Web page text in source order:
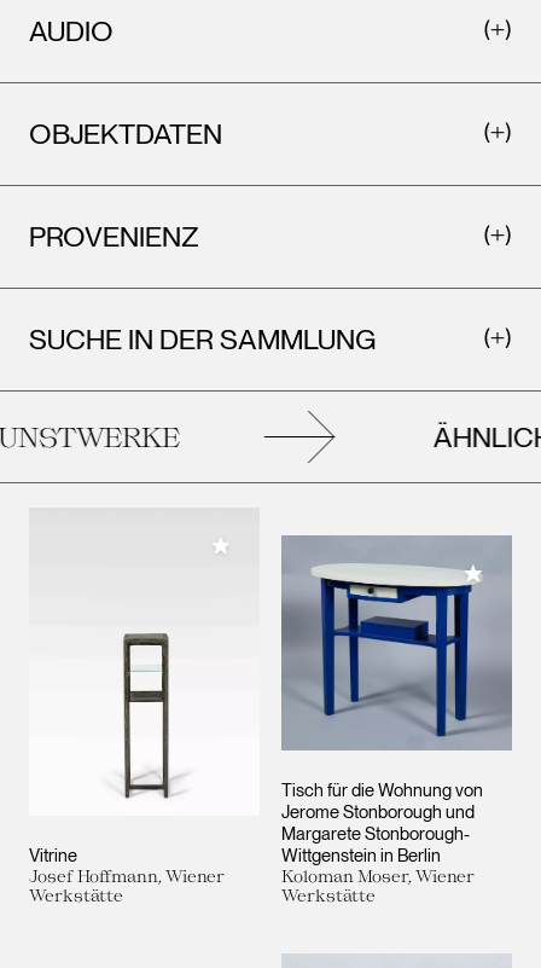
AUDIO
OBJEKTDATEN
PROVENIENZ
SUCHE IN DER SAMMLUNG
Vitrine
Josef Hoffmann, Wiener
Werkstätte
Meiner Sammlung hinzufügen
Tisch für die Wohnung von
Jerome Stonborough und
Margarete Stonborough-
Wittgenstein in Berlin
Koloman Moser, Wiener
Werkstätte
Meiner